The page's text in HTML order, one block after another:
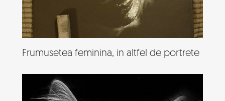
Frumusetea feminina, in altfel de portrete